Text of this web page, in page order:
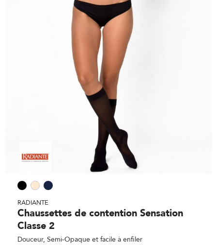
RADIANTE
Chaussettes de contention Sensation
Classe 2
Douceur, Semi-Opaque et facile à enfiler